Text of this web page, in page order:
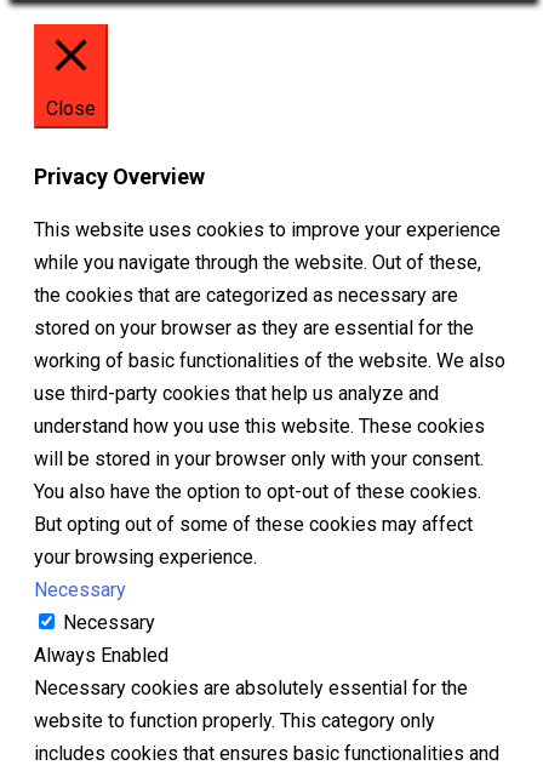
Close
Privacy Overview
This website uses cookies to improve your experience
while you navigate through the website. Out of these,
the cookies that are categorized as necessary are
stored on your browser as they are essential for the
working of basic functionalities of the website. We also
use third-party cookies that help us analyze and
understand how you use this website. These cookies
will be stored in your browser only with your consent.
You also have the option to opt-out of these cookies.
But opting out of some of these cookies may affect
your browsing experience.
Necessary
Necessary
Always Enabled
Necessary cookies are absolutely essential for the
website to function properly. This category only
includes cookies that ensures basic functionalities and